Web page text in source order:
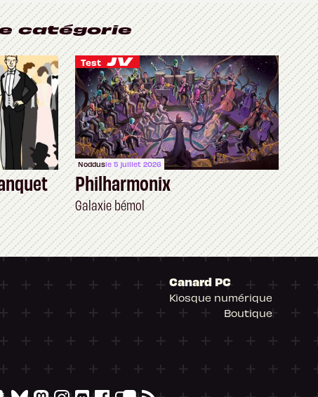
catégorie
Test
Noddusle 5 juillet 2026
Philharmonix
Galaxie bémol
Canard PC
Kiosque numérique
Boutique